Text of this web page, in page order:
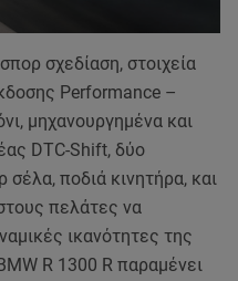
σχεδίαση, στοιχεία
Performance –
μηχανουργημένα και
DTC-Shift, δύο
ποδιά κινητήρα, και
πελάτες να
ικανότητες της
R 1300 R παραμένει